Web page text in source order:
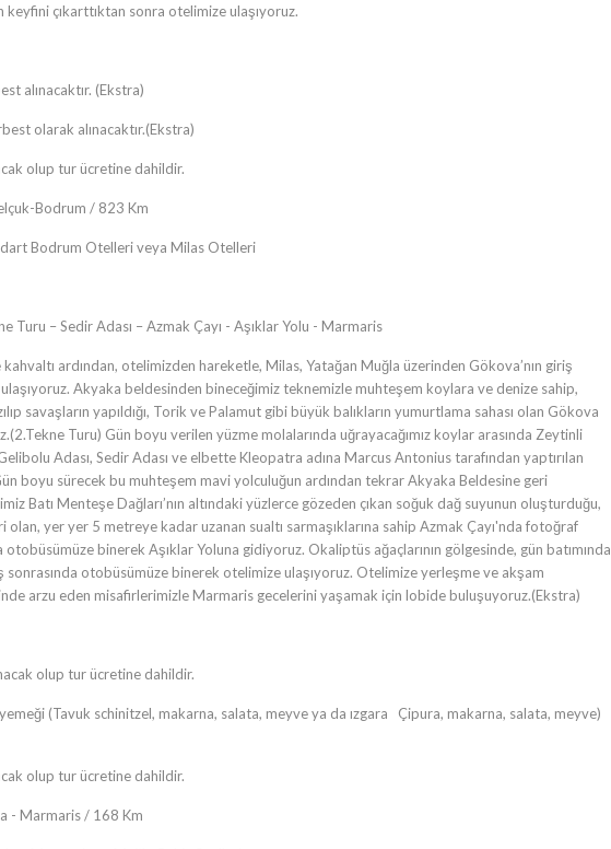
keyfini çıkarttıktan sonra otelimize ulaşıyoruz.
alınacaktır. (Ekstra)
olarak alınacaktır.(Ekstra)
olup tur ücretine dahildir.
Bodrum / 823 Km
Bodrum Otelleri veya Milas Otelleri
Turu – Sedir Adası – Azmak Çayı - Aşıklar Yolu - Marmaris
kahvaltı ardından, otelimizden hareketle, Milas, Yatağan Muğla üzerinden Gökova’nın giriş
ulaşıyoruz. Akyaka beldesinden bineceğimiz teknemizle muhteşem koylara ve denize sahip,
savaşların yapıldığı, Torik ve Palamut gibi büyük balıkların yumurtlama sahası olan Gökova
Turu) Gün boyu verilen yüzme molalarında uğrayacağımız koylar arasında Zeytinli
Adası, Sedir Adası ve elbette Kleopatra adına Marcus Antonius tarafından yaptırılan
boyu sürecek bu muhteşem mavi yolculuğun ardından tekrar Akyaka Beldesine geri
Batı Menteşe Dağları’nın altındaki yüzlerce gözeden çıkan soğuk dağ suyunun oluşturduğu,
olan, yer yer 5 metreye kadar uzanan sualtı sarmaşıklarına sahip Azmak Çayı'nda fotoğraf
binerek Aşıklar Yoluna gidiyoruz. Okaliptüs ağaçlarının gölgesinde, gün batımında
sonrasında otobüsümüze binerek otelimize ulaşıyoruz. Otelimize yerleşme ve akşam
arzu eden misafirlerimizle Marmaris gecelerini yaşamak için lobide buluşuyoruz.(Ekstra)
olup tur ücretine dahildir.
(Tavuk schinitzel, makarna, salata, meyve ya da ızgara Çipura, makarna, salata, meyve)
olup tur ücretine dahildir.
- Marmaris / 168 Km